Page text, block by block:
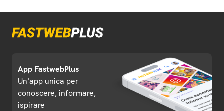
App FastwebPlus
Un'app unica per
conoscere, informare,
ispirare